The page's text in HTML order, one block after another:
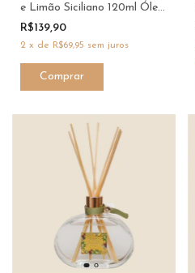
e Limão Siciliano 120ml Óleo
- Dani Fernandes
R$139,90
2 x de R$69,95 sem juros